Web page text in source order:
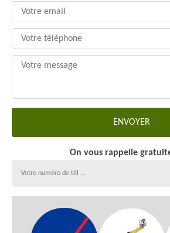
On vous rappelle